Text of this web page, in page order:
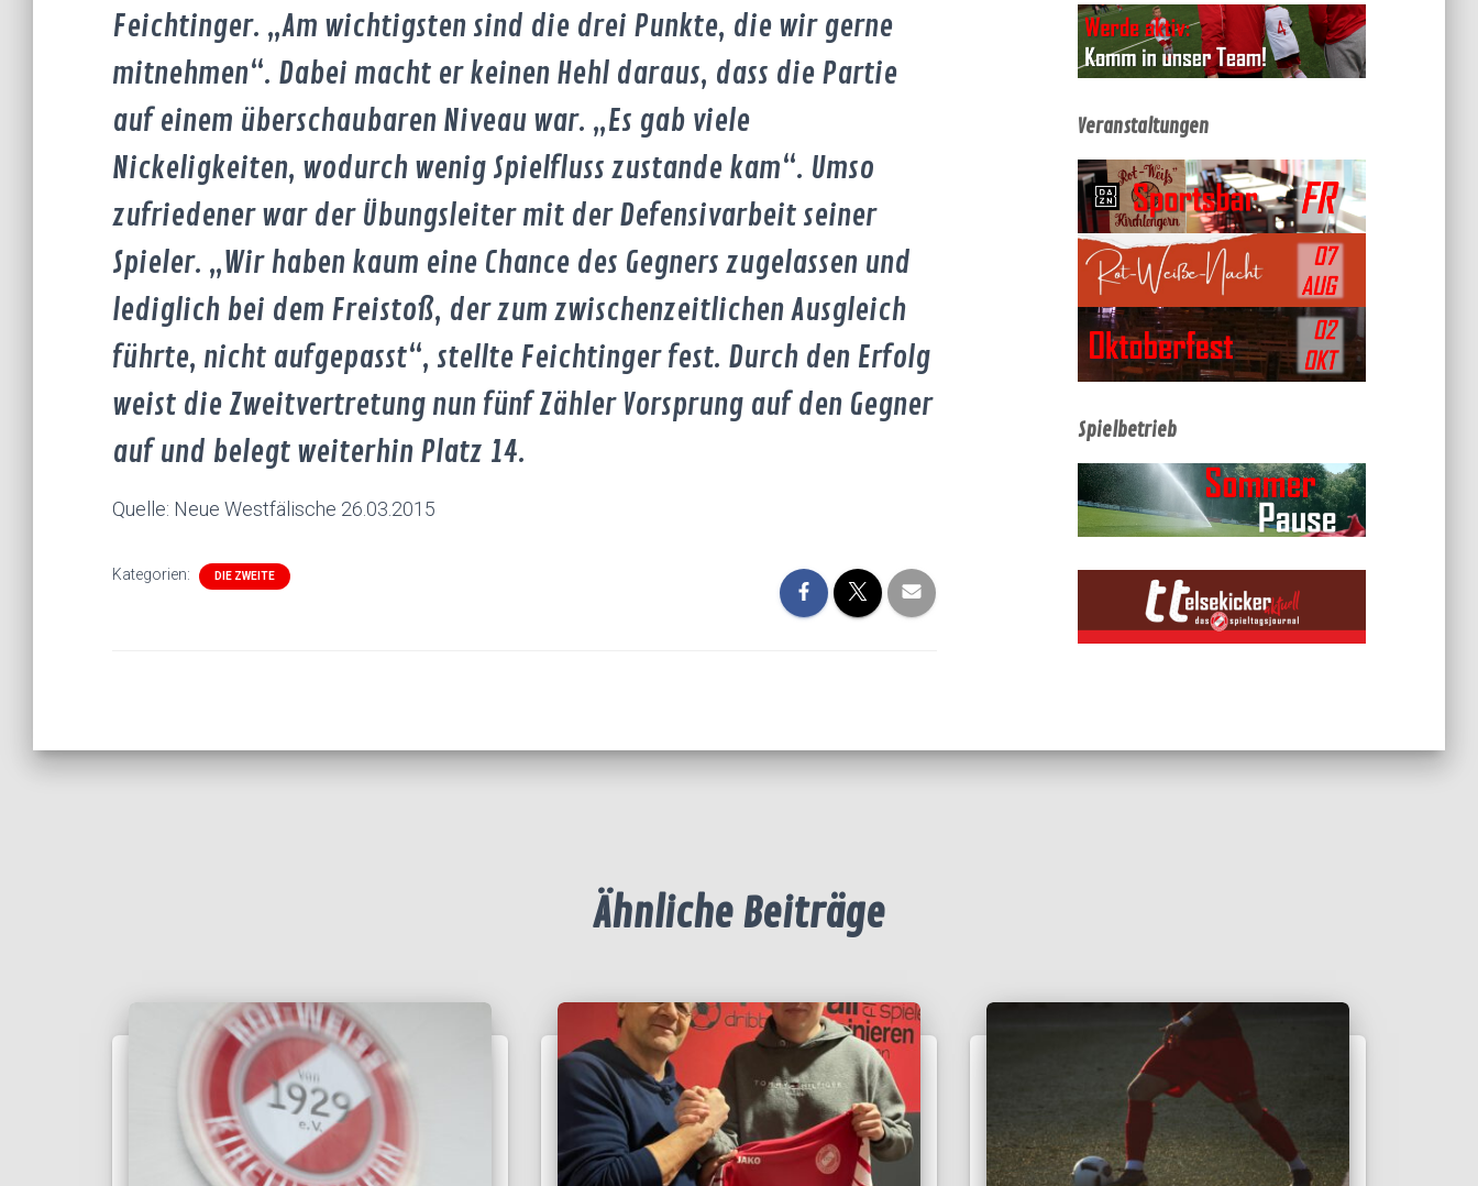
Feichtinger. „Am wichtigsten sind die drei Punkte, die wir gerne
mitnehmen“. Dabei macht er keinen Hehl daraus, dass die Partie
auf einem überschaubaren Niveau war. „Es gab viele
Nickeligkeiten, wodurch wenig Spielfluss zustande kam“. Umso
zufriedener war der Übungsleiter mit der Defensivarbeit seiner
Spieler. „Wir haben kaum eine Chance des Gegners zugelassen und
lediglich bei dem Freistoß, der zum zwischenzeitlichen Ausgleich
führte, nicht aufgepasst“, stellte Feichtinger fest. Durch den Erfolg
weist die Zweitvertretung nun fünf Zähler Vorsprung auf den Gegner
auf und belegt weiterhin Platz 14.
Quelle: Neue Westfälische 26.03.2015
Kategorien: DIE ZWEITE
Veranstaltungen
Spielbetrieb
Ähnliche Beiträge